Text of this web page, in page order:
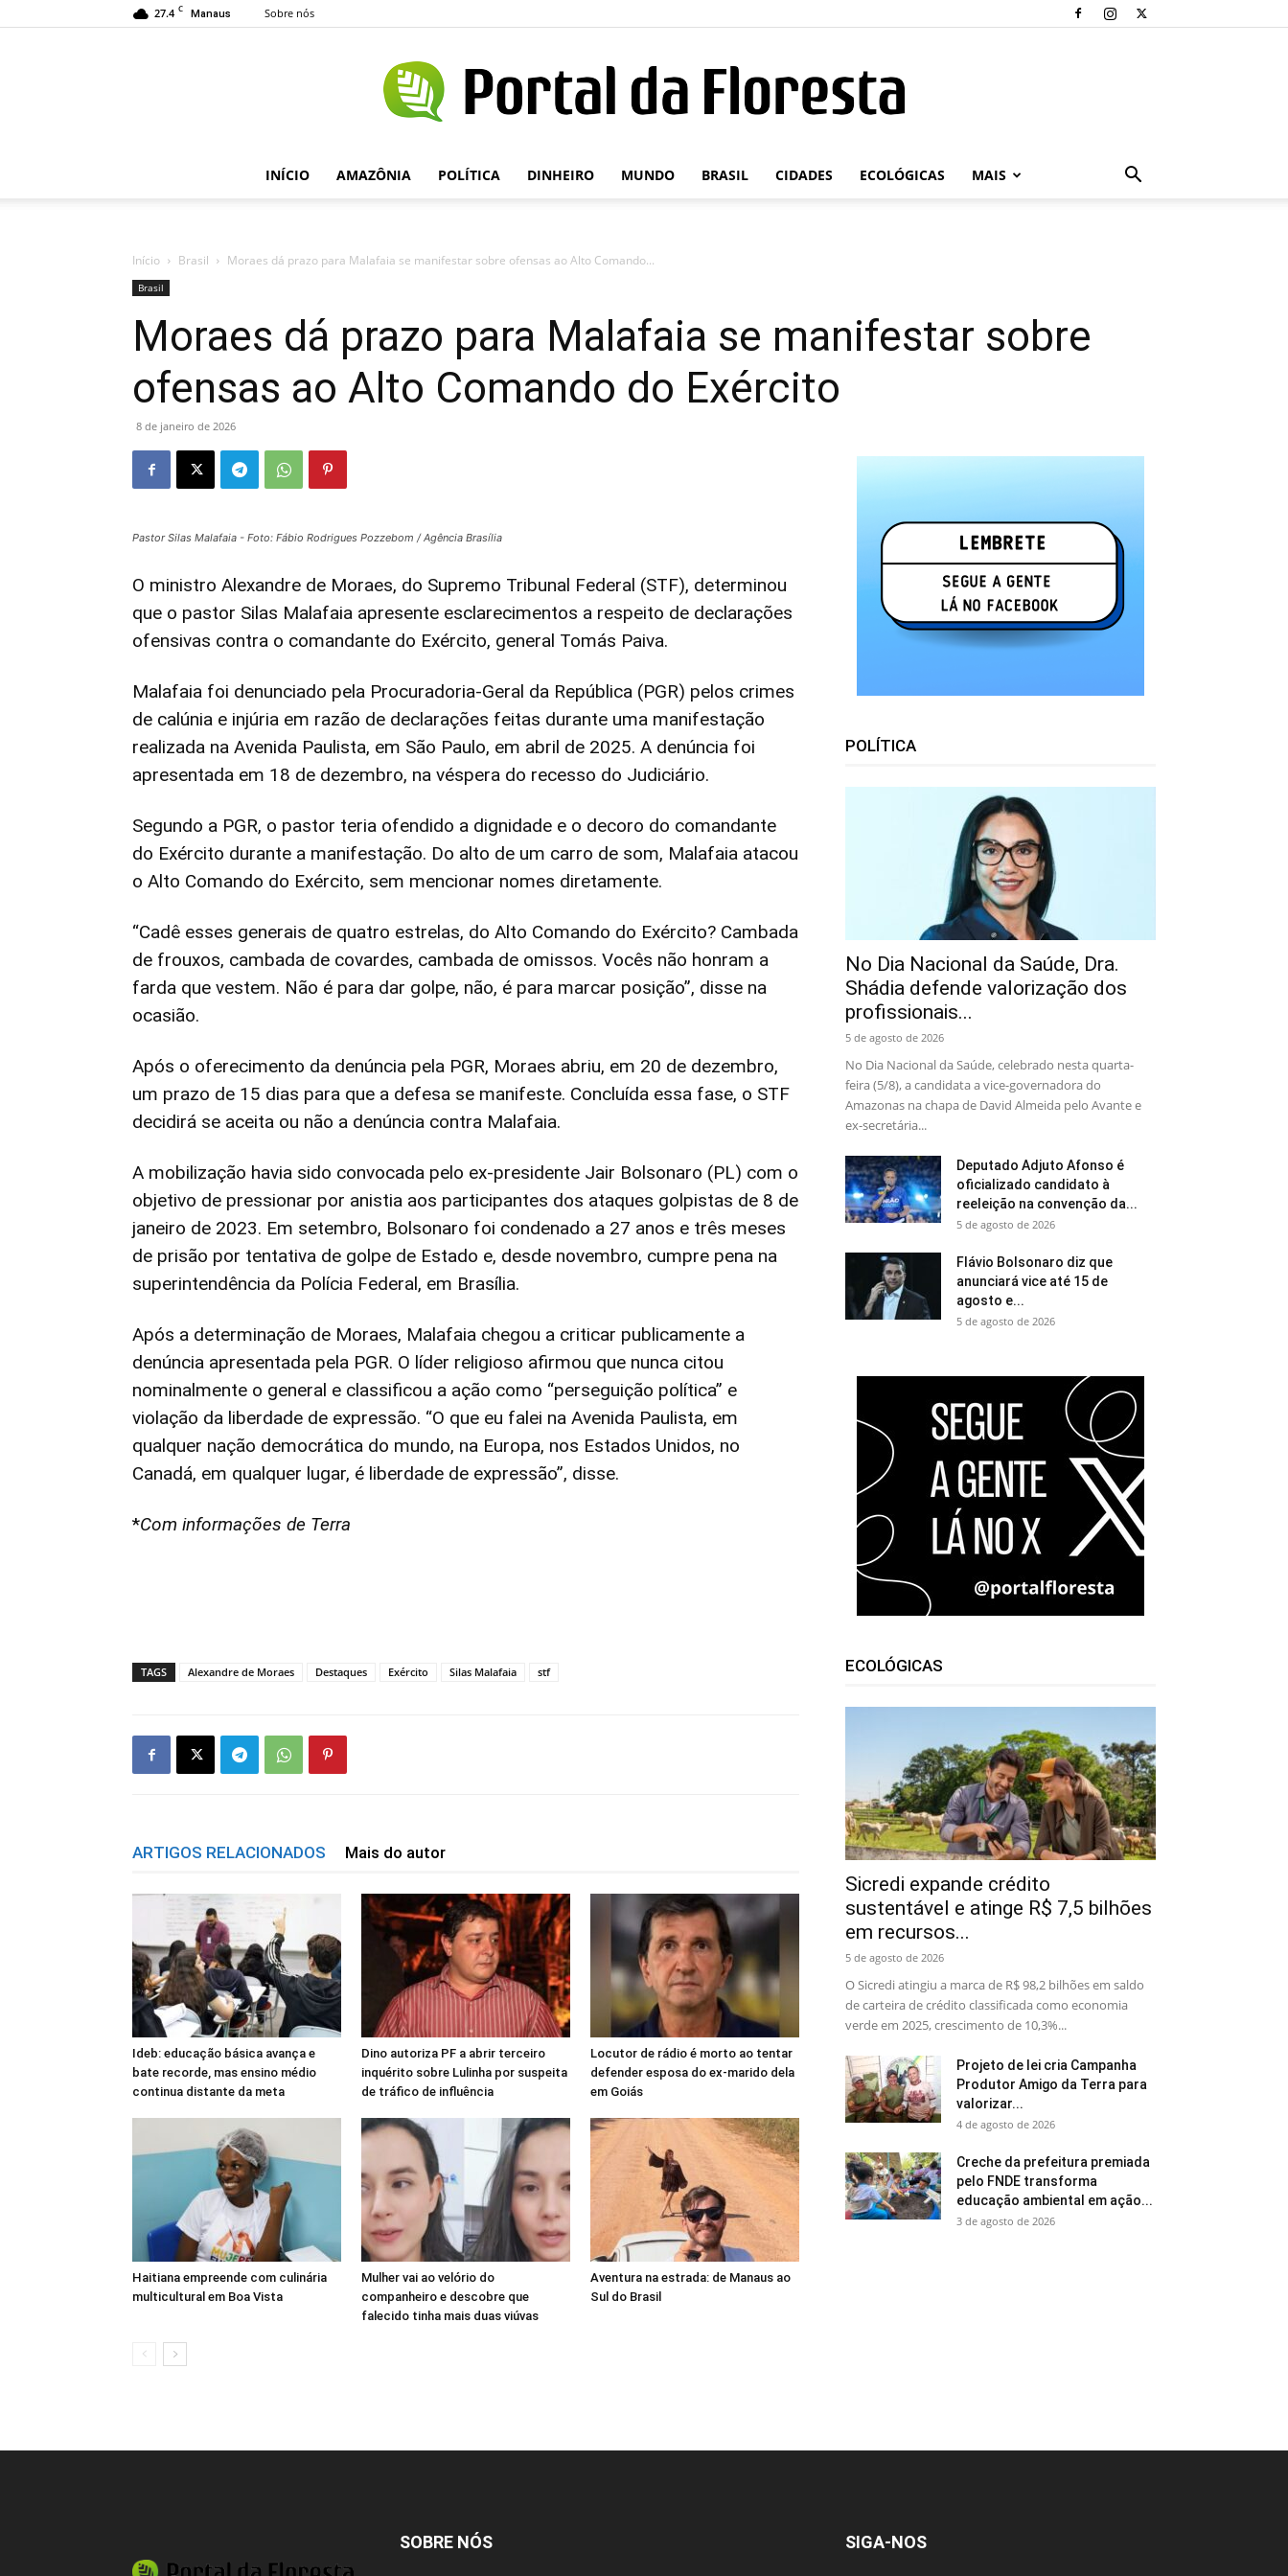
27.4 C Manaus Sobre nós
Portal
INÍCIO AMAZÔNIA POLÍTICA DINHEIRO MUNDO BRASIL CIDADES ECOLÓGICAS MAIS
Início Brasil Moraes dá prazo para Malafaia se manifestar sobre ofensas ao Alto Comando...
Brasil
Moraes dá prazo para Malafaia se manifestar sobre
ofensas ao Alto Comando do Exército
8 de janeiro de 2026
Pastor Silas Malafaia - Foto: Fábio Rodrigues Pozzebom / Agência Brasília
O ministro Alexandre de Moraes, do Supremo Tribunal Federal (STF), determinou
que o pastor Silas Malafaia apresente esclarecimentos a respeito de declarações
ofensivas contra o comandante do Exército, general Tomás Paiva.
Malafaia foi denunciado pela Procuradoria-Geral da República (PGR) pelos crimes
de calúnia e injúria em razão de declarações feitas durante uma manifestação
realizada na Avenida Paulista, em São Paulo, em abril de 2025. A denúncia foi
apresentada em 18 de dezembro, na véspera do recesso do Judiciário.
Segundo a PGR, o pastor teria ofendido a dignidade e o decoro do comandante
do Exército durante a manifestação. Do alto de um carro de som, Malafaia atacou
o Alto Comando do Exército, sem mencionar nomes diretamente.
“Cadê esses generais de quatro estrelas, do Alto Comando do Exército? Cambada
de frouxos, cambada de covardes, cambada de omissos. Vocês não honram a
farda que vestem. Não é para dar golpe, não, é para marcar posição”, disse na
ocasião.
Após o oferecimento da denúncia pela PGR, Moraes abriu, em 20 de dezembro,
um prazo de 15 dias para que a defesa se manifeste. Concluída essa fase, o STF
decidirá se aceita ou não a denúncia contra Malafaia.
A mobilização havia sido convocada pelo ex-presidente Jair Bolsonaro (PL) com o
objetivo de pressionar por anistia aos participantes dos ataques golpistas de 8 de
janeiro de 2023. Em setembro, Bolsonaro foi condenado a 27 anos e três meses
de prisão por tentativa de golpe de Estado e, desde novembro, cumpre pena na
superintendência da Polícia Federal, em Brasília.
Após a determinação de Moraes, Malafaia chegou a criticar publicamente a
denúncia apresentada pela PGR. O líder religioso afirmou que nunca citou
nominalmente o general e classificou a ação como “perseguição política” e
violação da liberdade de expressão. “O que eu falei na Avenida Paulista, em
qualquer nação democrática do mundo, na Europa, nos Estados Unidos, no
Canadá, em qualquer lugar, é liberdade de expressão”, disse.
*Com informações de Terra
TAGS Alexandre de Moraes Destaques Exército Silas Malafaia stf
ARTIGOS RELACIONADOS Mais do autor
Ideb: educação básica avança e
bate recorde, mas ensino médio
continua distante da meta
Dino autoriza PF a abrir terceiro
inquérito sobre Lulinha por suspeita
de tráfico de influência
Locutor de rádio é morto ao tentar
defender esposa do ex-marido dela
em Goiás
Haitiana empreende com culinária
multicultural em Boa Vista
Mulher vai ao velório do
companheiro e descobre que
falecido tinha mais duas viúvas
Aventura na estrada: de Manaus ao
Sul do Brasil
POLÍTICA
No Dia Nacional da Saúde, Dra.
Shádia defende valorização dos
profissionais...
5 de agosto de 2026
No Dia Nacional da Saúde, celebrado nesta quarta-
feira (5/8), a candidata a vice-governadora do
Amazonas na chapa de David Almeida pelo Avante e
ex-secretária...
Deputado Adjuto Afonso é
oficializado candidato à
reeleição na convenção da...
5 de agosto de 2026
Flávio Bolsonaro diz que
anunciará vice até 15 de
agosto e...
5 de agosto de 2026
ECOLÓGICAS
Sicredi expande crédito
sustentável e atinge R$ 7,5 bilhões
em recursos...
5 de agosto de 2026
O Sicredi atingiu a marca de R$ 98,2 bilhões em saldo
de carteira de crédito classificada como economia
verde em 2025, crescimento de 10,3%...
Projeto de lei cria Campanha
Produtor Amigo da Terra para
valorizar...
4 de agosto de 2026
Creche da prefeitura premiada
pelo FNDE transforma
educação ambiental em ação...
3 de agosto de 2026
SOBRE NÓS SIGA-NOS